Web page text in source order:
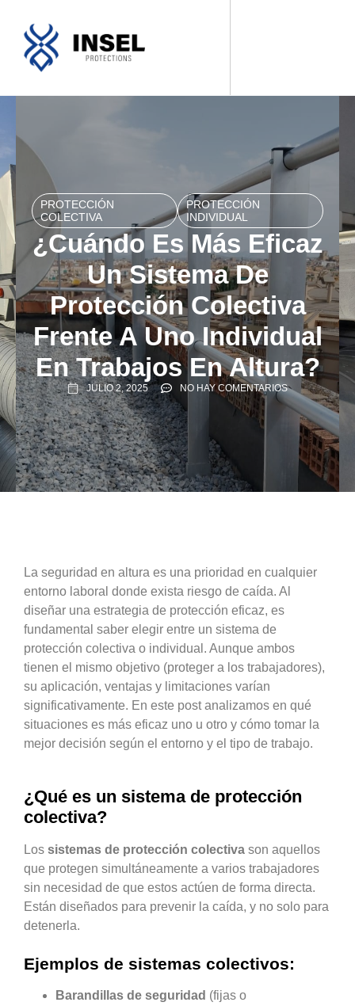
PROTECCIÓN
COLECTIVA
PROTECCIÓN
INDIVIDUAL
¿Cuándo Es Más Eficaz
Un Sistema De
Protección Colectiva
Frente A Uno Individual
En Trabajos En Altura?
JULIO 2, 2025 NO HAY COMENTARIOS
La seguridad en altura es una prioridad en cualquier
entorno laboral donde exista riesgo de caída. Al
diseñar una estrategia de protección eficaz, es
fundamental saber elegir entre un sistema de
protección colectiva o individual. Aunque ambos
tienen el mismo objetivo (proteger a los trabajadores),
su aplicación, ventajas y limitaciones varían
significativamente. En este post analizamos en qué
situaciones es más eficaz uno u otro y cómo tomar la
mejor decisión según el entorno y el tipo de trabajo.
¿Qué es un sistema de protección
colectiva?
Los sistemas de protección colectiva son aquellos
que protegen simultáneamente a varios trabajadores
sin necesidad de que estos actúen de forma directa.
Están diseñados para prevenir la caída, y no solo para
detenerla.
Ejemplos de sistemas colectivos:
Barandillas de seguridad (fijas o